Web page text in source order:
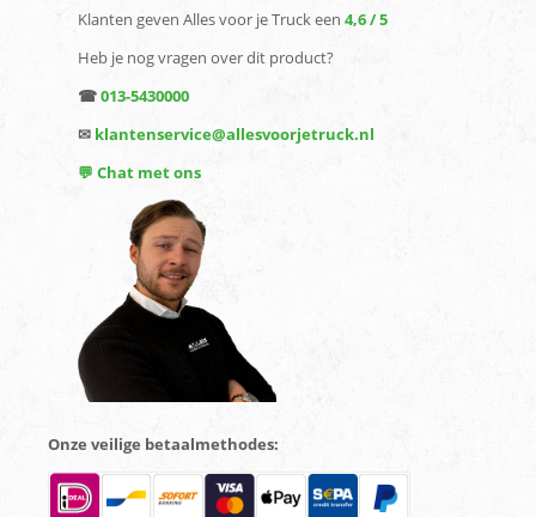
Klanten geven Alles voor je Truck een 4,6 / 5
Heb je nog vragen over dit product?
☎013-5430000
✉ klantenservice@allesvoorjetruck.nl
💬 Chat met ons
Onze veilige betaalmethodes: